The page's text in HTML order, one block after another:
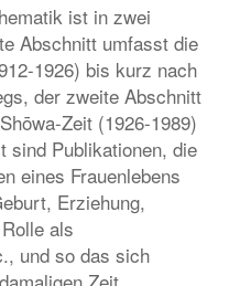
ist in zwei
Abschnitt umfasst die
1926) bis kurz nach
der zweite Abschnitt
Zeit (1926-1989)
sind Publikationen, die
eines Frauenlebens
Erziehung,
als
und so das sich